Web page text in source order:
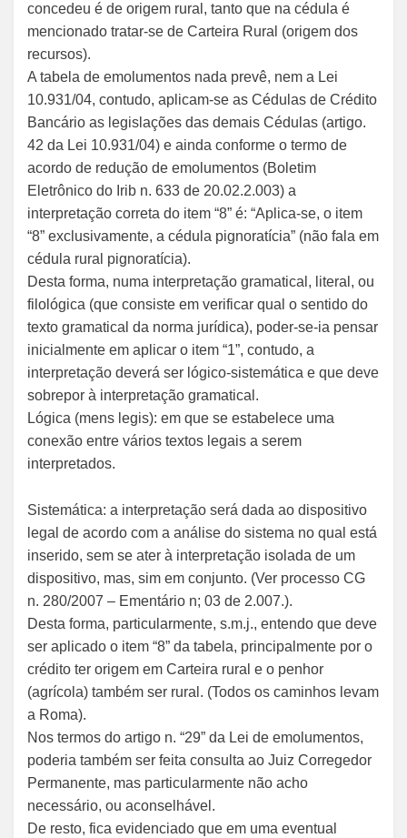
concedeu é de origem rural, tanto que na cédula é
mencionado tratar-se de Carteira Rural (origem dos
recursos).
A tabela de emolumentos nada prevê, nem a Lei
10.931/04, contudo, aplicam-se as Cédulas de Crédito
Bancário as legislações das demais Cédulas (artigo.
42 da Lei 10.931/04) e ainda conforme o termo de
acordo de redução de emolumentos (Boletim
Eletrônico do Irib n. 633 de 20.02.2.003) a
interpretação correta do item “8” é: “Aplica-se, o item
“8” exclusivamente, a cédula pignoratícia” (não fala em
cédula rural pignoratícia).
Desta forma, numa interpretação gramatical, literal, ou
filológica (que consiste em verificar qual o sentido do
texto gramatical da norma jurídica), poder-se-ia pensar
inicialmente em aplicar o item “1”, contudo, a
interpretação deverá ser lógico-sistemática e que deve
sobrepor à interpretação gramatical.
Lógica (mens legis): em que se estabelece uma
conexão entre vários textos legais a serem
interpretados.
Sistemática: a interpretação será dada ao dispositivo
legal de acordo com a análise do sistema no qual está
inserido, sem se ater à interpretação isolada de um
dispositivo, mas, sim em conjunto. (Ver processo CG
n. 280/2007 – Ementário n; 03 de 2.007.).
Desta forma, particularmente, s.m.j., entendo que deve
ser aplicado o item “8” da tabela, principalmente por o
crédito ter origem em Carteira rural e o penhor
(agrícola) também ser rural. (Todos os caminhos levam
a Roma).
Nos termos do artigo n. “29” da Lei de emolumentos,
poderia também ser feita consulta ao Juiz Corregedor
Permanente, mas particularmente não acho
necessário, ou aconselhável.
De resto, fica evidenciado que em uma eventual